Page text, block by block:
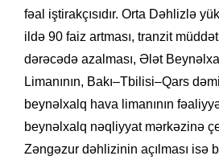
fəal iştirakçısıdır. Orta Dəhlizlə
ildə 90 faiz artması, tranzit
dərəcədə azalması, Ələt
Limanının, Bakı–Tbilisi–Qars
beynəlxalq hava limanının
beynəlxalq nəqliyyat mərkəzinə
Zəngəzur dəhlizinin açılması isə